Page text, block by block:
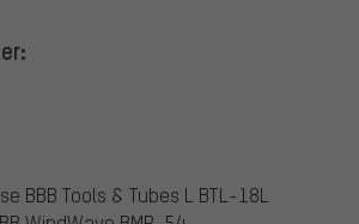
BBB Tools & Tubes L BTL-18L